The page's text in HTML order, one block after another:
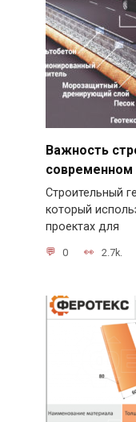
Важность
современном
Строительный
который
проектах для
0 2.7k.